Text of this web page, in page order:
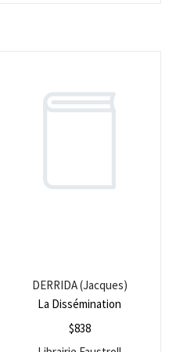
La Dissémination
DERRIDA (Jacques)
$838